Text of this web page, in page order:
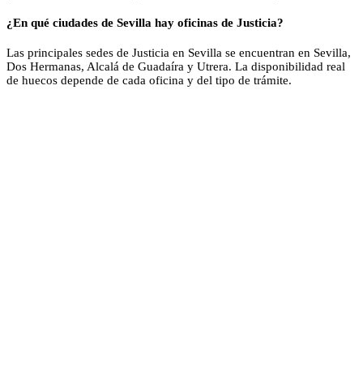
¿En qué ciudades de Sevilla hay oficinas de Justicia?
Las principales sedes de Justicia en Sevilla se encuentran en Sevilla,
Dos Hermanas, Alcalá de Guadaíra y Utrera. La disponibilidad real
de huecos depende de cada oficina y del tipo de trámite.